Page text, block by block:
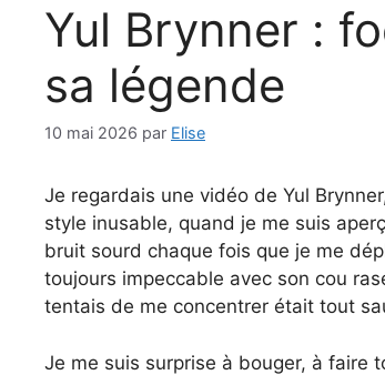
Yul Brynner :
sa légende
10 mai 2026 par Elise
Je regardais une vidéo de Yul
style inusable, quand je me suis
bruit sourd chaque fois que je me
toujours impeccable avec son cou
tentais de me concentrer était tout
Je me suis surprise à bouger, à faire